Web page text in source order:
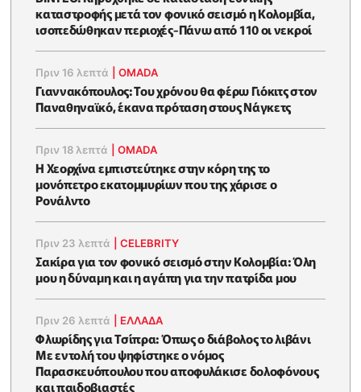
καταστροφής μετά τον φονικό σεισμό η Κολομβία,
ισοπεδώθηκαν περιοχές-Πάνω από 110 οι νεκροί
Πριν 16 λεπτά |OMADA
Γιαννακόπουλος: Του χρόνου θα φέρω Γιόκιτς στον
Παναθηναϊκό, έκανα πρόταση στους Νάγκετς
Πριν 18 λεπτά |OMADA
Η Χεορχίνα εμπιστεύτηκε στην κόρη της το
μονόπετρο εκατομμυρίων που της χάρισε ο
Ρονάλντο
Πριν 23 λεπτά |CELEBRITY
Σακίρα για τον φονικό σεισμό στην Κολομβία: Όλη
μου η δύναμη και η αγάπη για την πατρίδα μου
Πριν 26 λεπτά ΕΛΛΑΔΑ
Φλωρίδης για Τσίπρα: Όπως ο διάβολος το λιβάνι
Με εντολή του ψηφίστηκε ο νόμος
Παρασκευόπουλου που αποφυλάκισε δολοφόνους
και παιδοβιαστές